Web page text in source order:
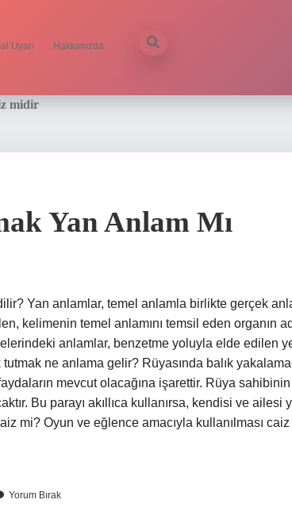
Uyarı Hakkımızda
midir
Yan Anlam Mı
Yan anlamlar, temel anlamla birlikte gerçek
kelimenin temel anlamını temsil eden organın
anlamlar, benzetme yoluyla elde edilen
tutmak ne anlama gelir? Rüyasında balık
mevcut olacağına işarettir. Rüya sahibinin
Bu parayı akıllıca kullanırsa, kendisi ve ailesi
mi? Oyun ve eğlence amacıyla kullanılması
Yorum Bırak